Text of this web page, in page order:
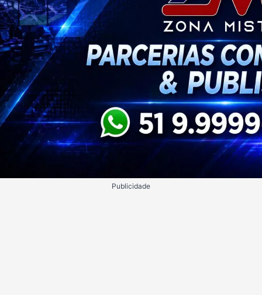
Publicidade